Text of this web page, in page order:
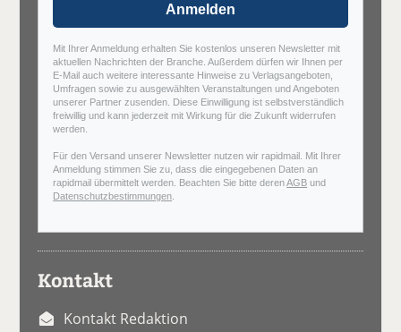
Anmelden
Mit Ihrer Anmeldung erhalten Sie kostenlos unseren Newsletter mit
aktuellen Nachrichten der Branche. Außerdem dürfen wir Ihnen per
E-Mail auch weitere interessante Hinweise zu Verlagsangeboten,
Umfragen sowie zu ausgewählten Veranstaltungen und Angeboten
unserer Partner zusenden. Diese Einwilligung ist selbstverständlich
freiwillig und kann jederzeit mit Wirkung für die Zukunft widerrufen
werden.
Für den Versand unserer Newsletter nutzen wir rapidmail. Mit Ihrer
Anmeldung stimmen Sie zu, dass die eingegebenen Daten an
rapidmail übermittelt werden. Beachten Sie bitte derenAGB und
Datenschutzbestimmungen
Kontakt
Kontakt Redaktion